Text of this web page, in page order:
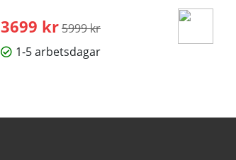
3699 kr Ordinarie pris:
5999 kr
1-5 arbetsdagar